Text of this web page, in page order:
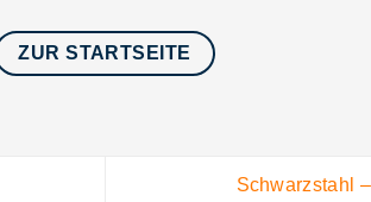
ZUR STARTSEITE
Schwarzstahl –